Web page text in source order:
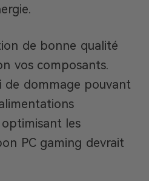
de bonne qualité
vos composants.
de dommage pouvant
les
PC gaming devrait